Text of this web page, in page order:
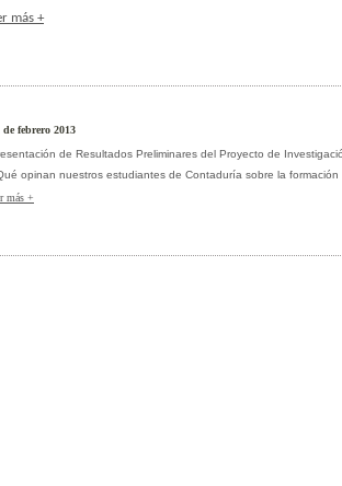
más +
de febrero 2013
de Resultados Preliminares del Proyecto de
opinan nuestros estudiantes de Contaduría sobre la
más +